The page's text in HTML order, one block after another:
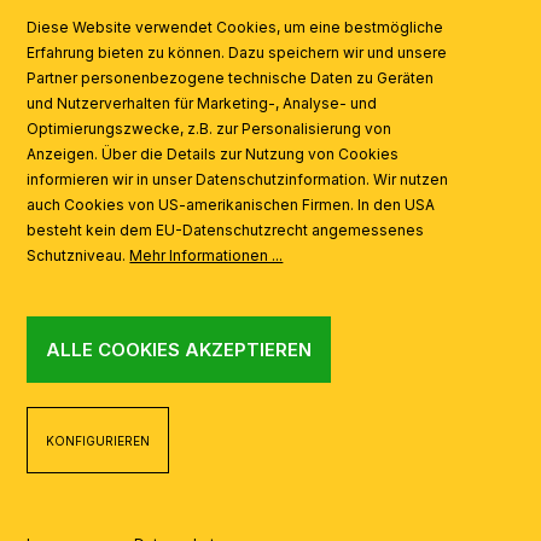
AI
Diese Website verwendet Cookies, um eine bestmögliche
Erfahrung bieten zu können. Dazu speichern wir und unsere
Partner personenbezogene technische Daten zu Geräten
und Nutzerverhalten für Marketing-, Analyse- und
Optimierungszwecke, z.B. zur Personalisierung von
Anzeigen. Über die Details zur Nutzung von Cookies
informieren wir in unser Datenschutzinformation. Wir nutzen
auch Cookies von US-amerikanischen Firmen. In den USA
besteht kein dem EU-Datenschutzrecht angemessenes
Schutzniveau.Mehr Informationen ...
ALLE COOKIES AKZEPTIEREN
KONFIGURIEREN